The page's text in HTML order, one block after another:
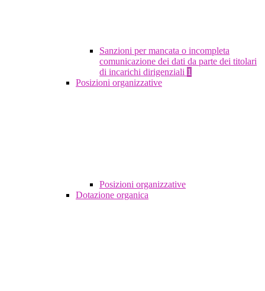
Sanzioni per mancata o incompleta
comunicazione dei dati da parte dei titolari
di incarichi dirigenziali 1
Posizioni organizzative
Posizioni organizzative
Dotazione organica